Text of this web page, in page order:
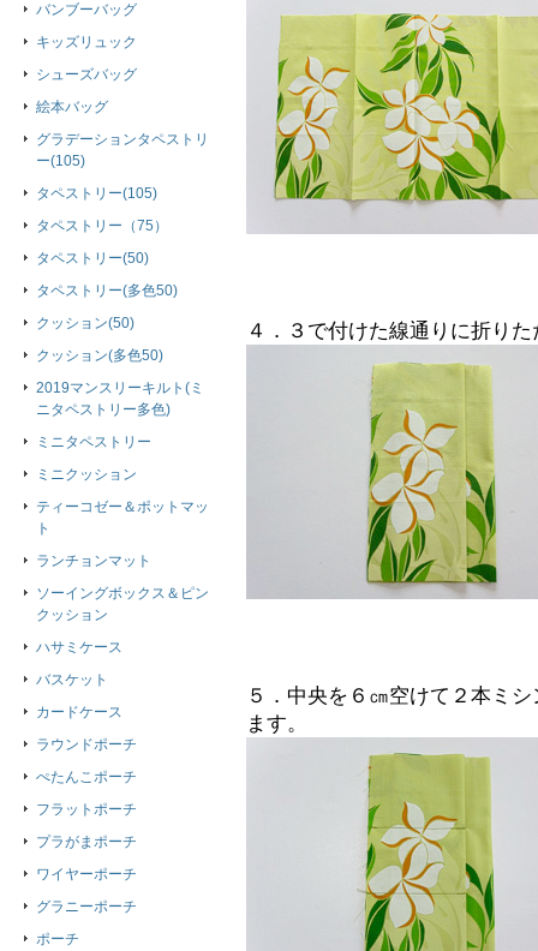
４．３で付けた線通りに折り
５．中央を６㎝空けて２本ミ
ます。
バンブーバッグ
キッズリュック
シューズバッグ
絵本バッグ
グラデーションタペストリ
ー(105)
タペストリー(105)
タペストリー（75）
タペストリー(50)
タペストリー(多色50)
クッション(50)
クッション(多色50)
2019マンスリーキルト(ミ
ニタペストリー多色)
ミニタペストリー
ミニクッション
ティーコゼー＆ポットマッ
ト
ランチョンマット
ソーイングボックス＆ピン
クッション
ハサミケース
バスケット
カードケース
ラウンドポーチ
ぺたんこポーチ
フラットポーチ
プラがまポーチ
ワイヤーポーチ
グラニーポーチ
ポーチ